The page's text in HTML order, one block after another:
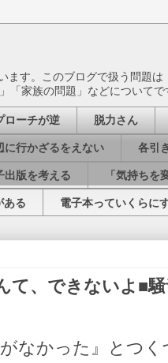
ます。このブログで扱う問題
「家族の問題」などについてで
ローチが逆 脱力さん
に行かざるをえない 各引
出版を考える 「気持ち
ある 電子本っていくらに
て、できないよ■
なかった』とつく